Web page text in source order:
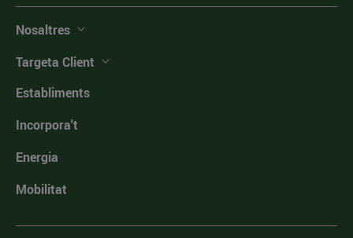
Nosaltres
Targeta Client
Establiments
Incorpora't
Energia
Mobilitat